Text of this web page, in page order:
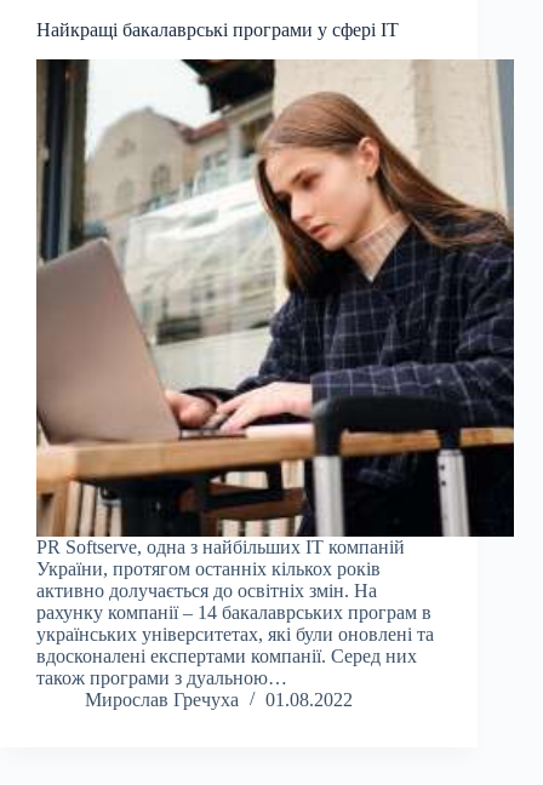
Найкращі бакалаврські програми у сфері IT
PR Softserve, одна з найбільших ІТ компаній
України, протягом останніх кількох років
активно долучається до освітніх змін. На
рахунку компанії – 14 бакалаврських програм в
українських університетах, які були оновлені та
вдосконалені експертами компанії. Серед них
також програми з дуальною…
Мирослав Гречуха
01.08.2022